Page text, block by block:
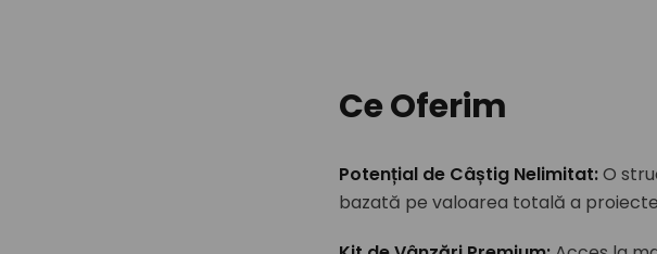
Ce Oferim
Potențial de Câștig Nelimitat:O
bazată pe valoarea totală a